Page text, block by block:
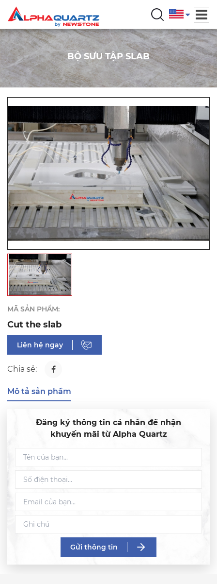
BỘ SƯU TẬP SLAB
MÃ SẢN PHẨM:
Cut the slab
Liên hệ ngay
Chia sẻ:
Mô tả sản phẩm
Đăng ký thông tin cá nhân để nhận
khuyến mãi từ Alpha Quartz
Gửi thông tin